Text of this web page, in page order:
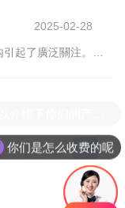
2025-02-28
起了廣泛關注。該
119 120 121
你们是怎么收费的呢